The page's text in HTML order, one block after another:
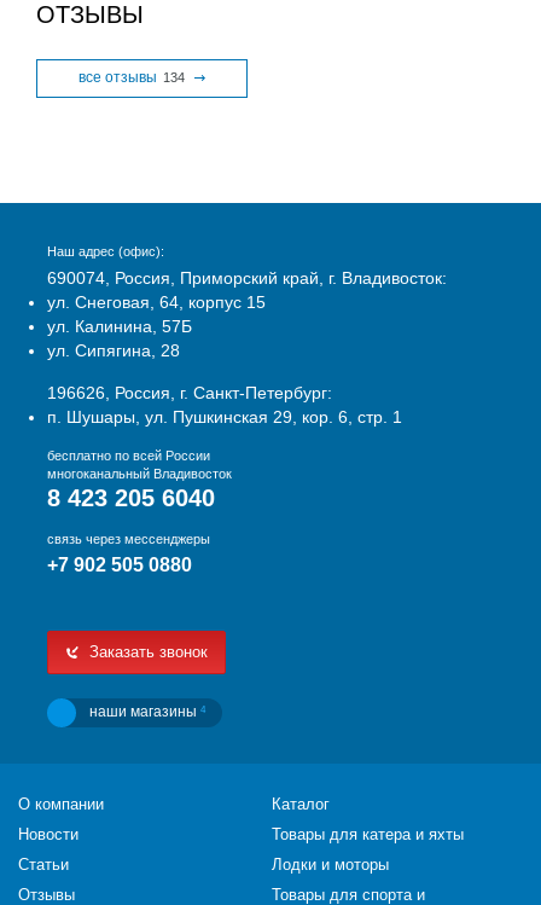
ОТЗЫВЫ
все отзывы 134
Наш адрес (офис):
690074, Россия, Приморский край, г. Владивосток:
ул. Снеговая, 64, корпус 15
ул. Калинина, 57Б
ул. Сипягина, 28
196626, Россия, г. Санкт-Петербург:
п. Шушары, ул. Пушкинская 29, кор. 6, стр. 1
бесплатно по всей России
многоканальный Владивосток
8 423 205 6040
связь через мессенджеры
+7 902 505 0880
Заказать звонок
наши магазины 4
О компании
Новости
Статьи
Отзывы
Каталог
Товары для катера и яхты
Лодки и моторы
Товары для спорта и